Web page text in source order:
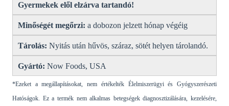
Gyermekek elől elzárva tartandó!
Minőségét megőrzi: a dobozon jelzett hónap végéig
Tárolás: Nyitás után hűvös, száraz, sötét helyen tárolandó.
Gyártó: Now Foods, USA
*Ezeket a megállapításokat, nem értékelték Élelmiszerügyi és Gyógyszerészeti
Hatóságok. Ez a termék nem alkalmas betegségek diagnosztizálására, kezelésére,